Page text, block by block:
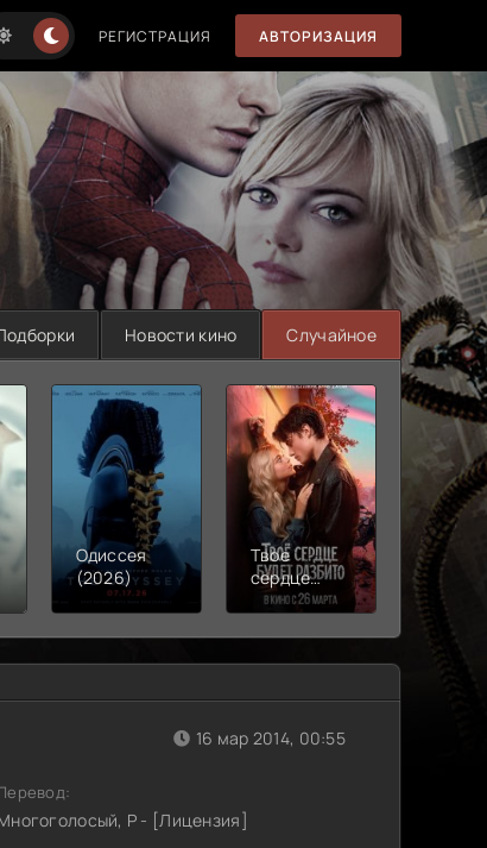
РЕГИСТРАЦИЯ АВТОРИЗАЦИЯ
Новости кино Случайное
Одиссея
(2026)
Твое
сердце
будет
(2026)
Моана
(2026)
16 мар 2014, 00:55
P - [Лицензия]